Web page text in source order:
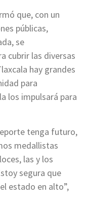
que, con un
públicas,
se
cubrir las diversas
hay grandes
para
los impulsará para
tenga futuro,
medallistas
las y los
segura que
estado en alto”,